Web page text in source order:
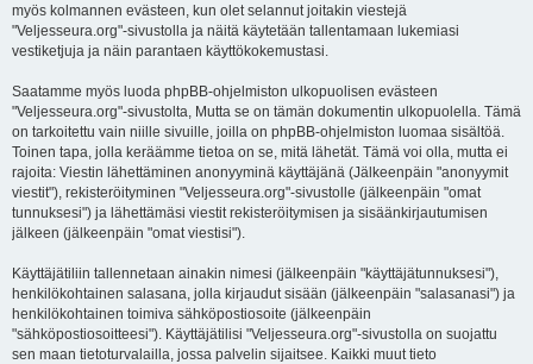
myös kolmannen evästeen, kun olet selannut joitakin viestejä
"Veljesseura.org"-sivustolla ja näitä käytetään tallentamaan lukemiasi
vestiketjuja ja näin parantaen käyttökokemustasi.
Saatamme myös luoda phpBB-ohjelmiston ulkopuolisen evästeen
"Veljesseura.org"-sivustolta, Mutta se on tämän dokumentin ulkopuolella. Tämä
on tarkoitettu vain niille sivuille, joilla on phpBB-ohjelmiston luomaa sisältöä.
Toinen tapa, jolla keräämme tietoa on se, mitä lähetät. Tämä voi olla, mutta ei
rajoita: Viestin lähettäminen anonyyminä käyttäjänä (Jälkeenpäin "anonyymit
viestit"), rekisteröityminen "Veljesseura.org"-sivustolle (jälkeenpäin "omat
tunnuksesi") ja lähettämäsi viestit rekisteröitymisen ja sisäänkirjautumisen
jälkeen (jälkeenpäin "omat viestisi").
Käyttäjätiliin tallennetaan ainakin nimesi (jälkeenpäin "käyttäjätunnuksesi"),
henkilökohtainen salasana, jolla kirjaudut sisään (jälkeenpäin "salasanasi") ja
henkilökohtainen toimiva sähköpostiosoite (jälkeenpäin
"sähköpostiosoitteesi"). Käyttäjätilisi "Veljesseura.org"-sivustolla on suojattu
sen maan tietoturvalailla, jossa palvelin sijaitsee. Kaikki muut tieto